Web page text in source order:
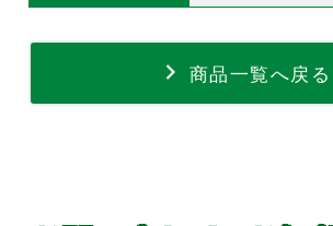
商品一覧へ戻る